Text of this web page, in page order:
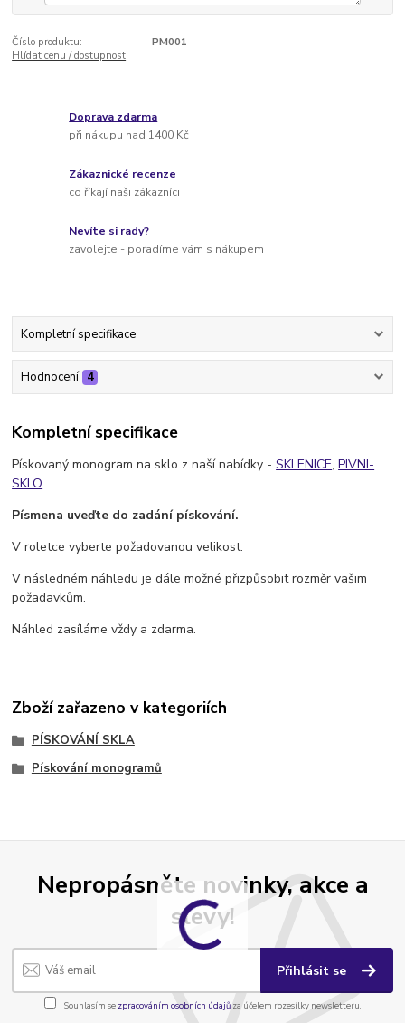
Číslo produktu:
PM001
Hlídat cenu / dostupnost
Doprava zdarma
při nákupu nad 1400 Kč
Zákaznické recenze
co říkají naši zákazníci
Nevíte si rady?
zavolejte - poradíme vám s nákupem
Kompletní specifikace
Hodnocení 4
Kompletní specifikace
Pískovaný monogram na sklo z naší nabídky -SKLENICE,PIVNI-
SKLO
Písmena uveďte do zadání pískování.
V roletce vyberte požadovanou velikost.
V následném náhledu je dále možné přizpůsobit rozměr vašim
požadavkům.
Náhled zasíláme vždy a zdarma.
Zboží zařazeno v kategoriích
PÍSKOVÁNÍ SKLA
Pískování monogramů
Nepropásněte novinky, akce a
slevy!
Přihlásit se
Souhlasím se zpracováním osobních údajůza účelem rozesílky newsletteru.